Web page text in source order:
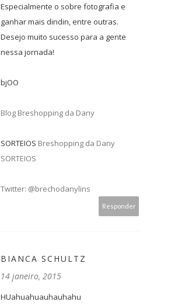
Especialmente o sobre fotografia e
ganhar mais dindin, entre outras.
Desejo muito sucesso para a gente
nessa jornada!
bjOO
Blog Breshopping da Dany
SORTEIOS Breshopping da Dany
SORTEIOS
Twitter: @brechodanylins
Responder
BIANCA SCHULTZ
14 janeiro, 2015
HUahuahuauhauhahu